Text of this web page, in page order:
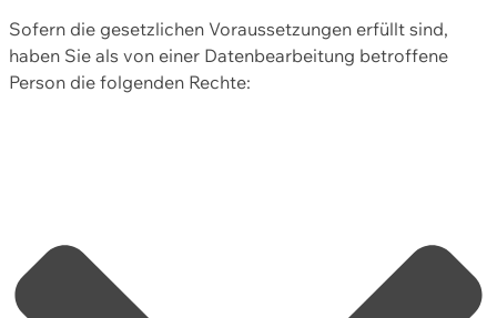
Sofern die gesetzlichen Voraussetzungen erfüllt sind,
haben Sie als von einer Datenbearbeitung betroffene
Person die folgenden Rechte: